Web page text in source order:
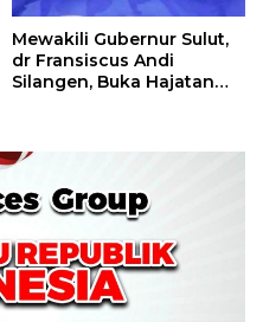
Mewakili Gubernur Sulut,
dr Fransiscus Andi
Silangen, Buka Hajatan